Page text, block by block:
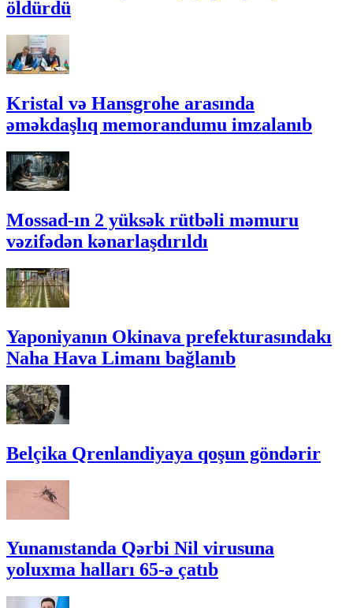
öldürdü
Kristal və Hansgrohe arasında
əməkdaşlıq memorandumu imzalanıb
Mossad-ın 2 yüksək rütbəli məmuru
vəzifədən kənarlaşdırıldı
Yaponiyanın Okinava prefekturasındakı
Naha Hava Limanı bağlanıb
Belçika Qrenlandiyaya qoşun göndərir
Yunanıstanda Qərbi Nil virusuna
yoluxma halları 65-ə çatıb